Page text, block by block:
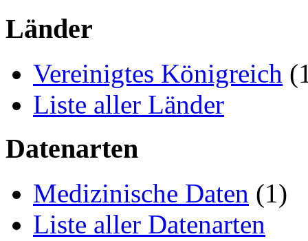
Länder
Vereinigtes Königreich
Liste aller Länder
Datenarten
Medizinische Daten (1)
Liste aller Datenarten